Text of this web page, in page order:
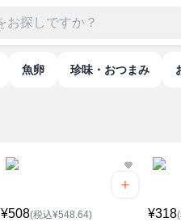
魚卵 珍味・おつまみ
¥508(税込¥548.64) ¥318